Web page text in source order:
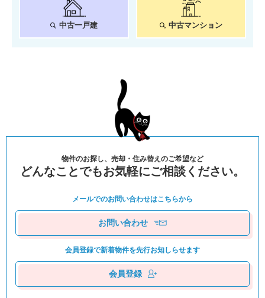
中古一戸建 中古マンション
物件のお探し、売却・住み替えのご希望など
どんなことでもお気軽にご相談ください。
メールでのお問い合わせはこちらから
お問い合わせ
会員登録で新着物件を先⾏お知しらせます
会員登録